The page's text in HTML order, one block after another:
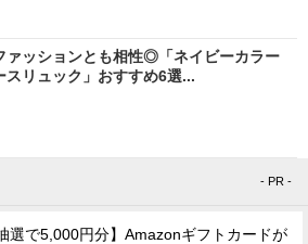
ァッションとも相性◎「ネイビーカラー
スリュック」おすすめ6選...
- PR -
選で5,000円分】Amazonギフトカードが